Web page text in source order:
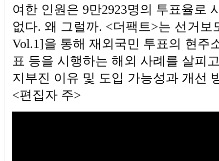
여한 인원은 9만2923명의 투표율로
없다. 왜 그럴까. <더팩트>는 선거보
Vol.1]을 통해 재외국민 투표의 현주
표 등을 시행하는 해외 사례를 살피
지부진 이유 및 도입 가능성과 개선
<편집자 주>